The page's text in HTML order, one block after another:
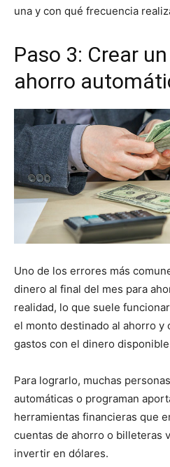
una y con qué frecuencia
Paso 3: Crear
ahorro
Uno de los errores más
dinero al final del mes para
realidad, lo que suele
el monto destinado al ahorro y
gastos con el dinero
Para lograrlo, muchas
automáticas o programan
herramientas financieras que
cuentas de ahorro o billeteras
invertir en dólares.